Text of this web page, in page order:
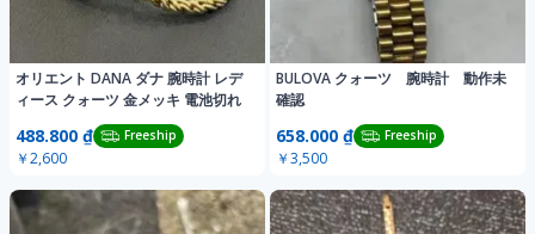
オリエント DANA ダナ 腕時計 レデ
ィース クォーツ 金メッキ 電池切れ
488.800 ₫ Freeship
￥2,600
BULOVA クォーツ 腕時計 動作未
確認
658.000 ₫ Freeship
￥3,500